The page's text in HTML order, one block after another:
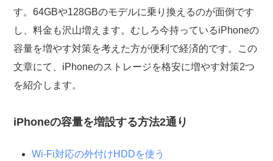
す。64GBや128GBのモデルに乗り換えるのが面倒です
し、料金も沢山増えます。むしろ今持っているiPhoneの
容量を増やす対策を考えた方が便利で経済的です。この
文章にて、iPhoneのストレージを格安に増やす対策2つ
を紹介します。
iPhoneの容量を増設する方法2通り
Wi-Fi対応の外付けHDDを使う